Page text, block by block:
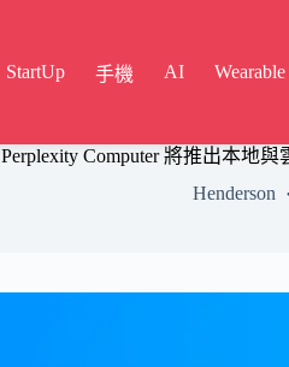
StartUp 手機 AI Wearable
Perplexity Computer 將推出本地
Henderson